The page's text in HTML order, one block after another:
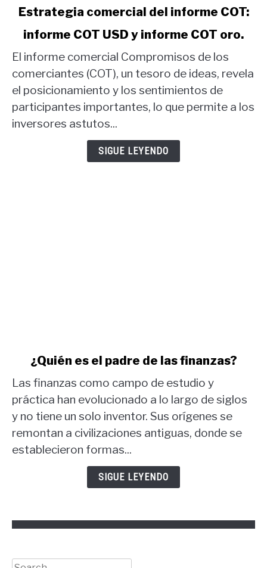
link
Estrategia
comercial
del
informe
COT:
informe
COT
Estrategia comercial del informe COT:
informe COT USD y informe COT oro.
El informe comercial Compromisos de los
comerciantes (COT), un tesoro de ideas, revela
el posicionamiento y los sentimientos de
participantes importantes, lo que permite a los
inversores astutos...
SIGUE LEYENDO
¿Quién
es
el
las
¿Quién es el padre de las finanzas?
Las finanzas como campo de estudio y
práctica han evolucionado a lo largo de siglos
y no tiene un solo inventor. Sus orígenes se
remontan a civilizaciones antiguas, donde se
establecieron formas...
SIGUE LEYENDO
Search